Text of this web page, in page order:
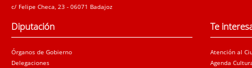
c/ Felipe Checa, 23 - 06071 Badajoz
Diputación
Órganos de Gobierno
Delegaciones
Te
Atención al
Agenda